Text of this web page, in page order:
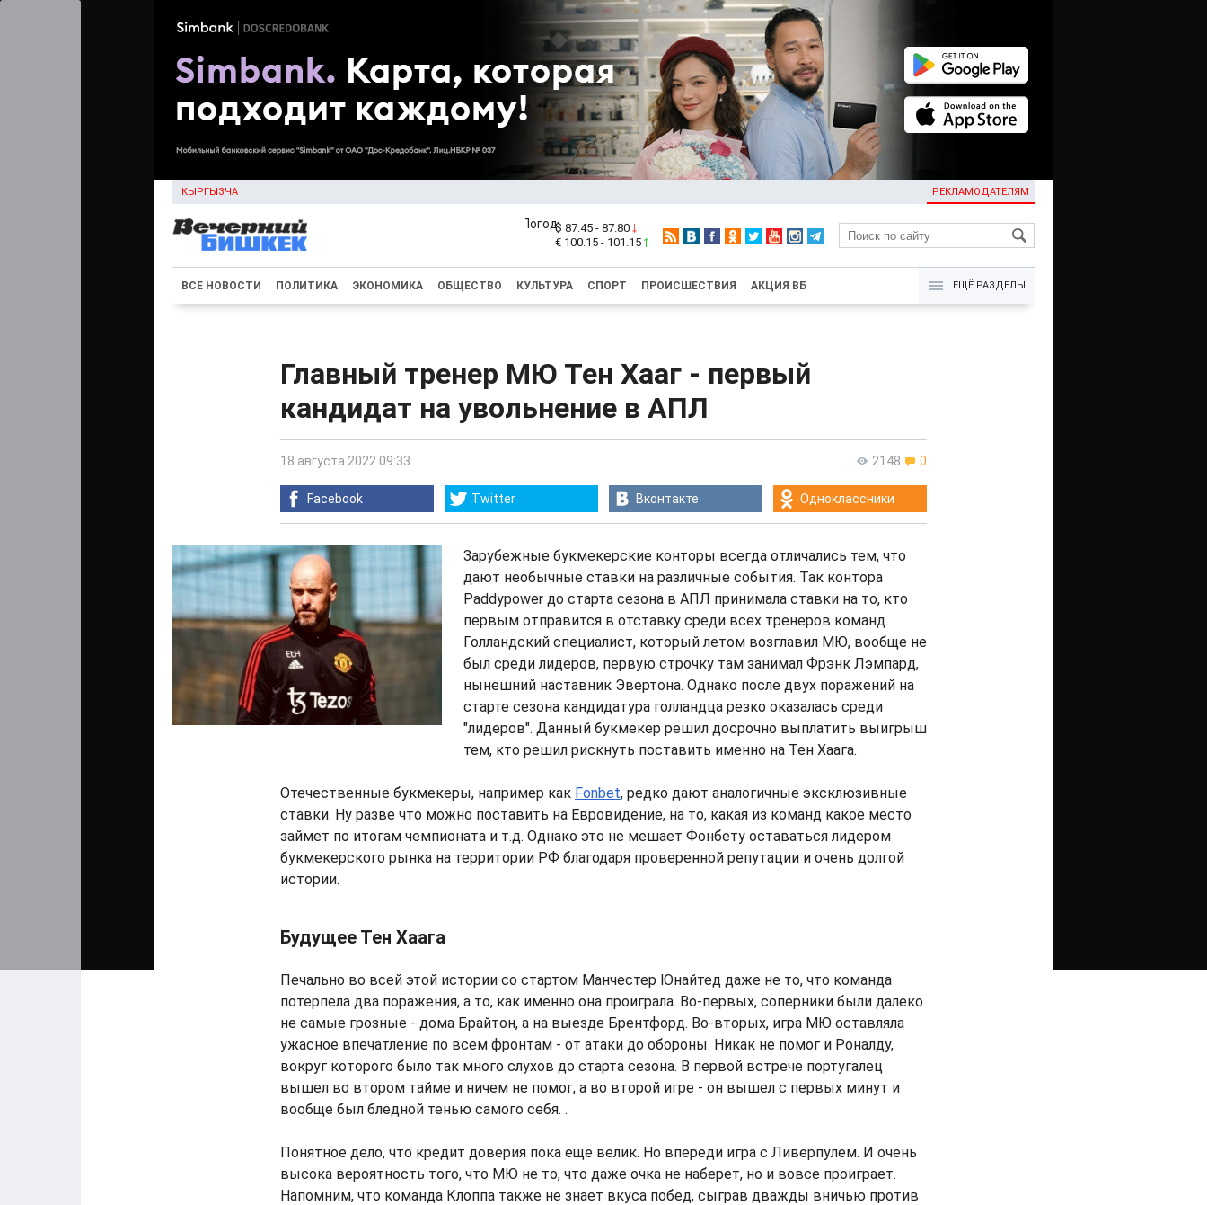
КЫРГЫЗЧА РЕКЛАМОДАТЕЛЯМ
KG
$ 87.45 - 87.80
€ 100.15 - 101.15
ВСЕ НОВОСТИ ПОЛИТИКА ЭКОНОМИКА ОБЩЕСТВО КУЛЬТУРА СПОРТ ПРОИСШЕСТВИЯ АКЦИЯ ВБ ЕЩЁ РАЗДЕЛЫ
Главный тренер МЮ Тен Хааг - первый
кандидат на увольнение в АПЛ
2148 0
18 августа 2022 09:33
Facebook Twitter Вконтакте Одноклассники
Зарубежные букмекерские конторы всегда отличались тем, что
дают необычные ставки на различные события. Так контора
Paddypower до старта сезона в АПЛ принимала ставки на то, кто
первым отправится в отставку среди всех тренеров команд.
Голландский специалист, который летом возглавил МЮ, вообще не
был среди лидеров, первую строчку там занимал Фрэнк Лэмпард,
нынешний наставник Эвертона. Однако после двух поражений на
старте сезона кандидатура голландца резко оказалась среди
"лидеров". Данный букмекер решил досрочно выплатить выигрыш
тем, кто решил рискнуть поставить именно на Тен Хаага.
Отечественные букмекеры, например как Fonbet, редко дают аналогичные эксклюзивные
ставки. Ну разве что можно поставить на Евровидение, на то, какая из команд какое место
займет по итогам чемпионата и т.д. Однако это не мешает Фонбету оставаться лидером
букмекерского рынка на территории РФ благодаря проверенной репутации и очень долгой
истории.
Будущее Тен Хаага
Печально во всей этой истории со стартом Манчестер Юнайтед даже не то, что команда
потерпела два поражения, а то, как именно она проиграла. Во-первых, соперники были далеко
не самые грозные - дома Брайтон, а на выезде Брентфорд. Во-вторых, игра МЮ оставляла
ужасное впечатление по всем фронтам - от атаки до обороны. Никак не помог и Роналду,
вокруг которого было так много слухов до старта сезона. В первой встрече португалец
вышел во втором тайме и ничем не помог, а во второй игре - он вышел с первых минут и
вообще был бледной тенью самого себя. .
Понятное дело, что кредит доверия пока еще велик. Но впереди игра с Ливерпулем. И очень
высока вероятность того, что МЮ не то, что даже очка не наберет, но и вовсе проиграет.
Напомним, что команда Клоппа также не знает вкуса побед, сыграв дважды вничью против